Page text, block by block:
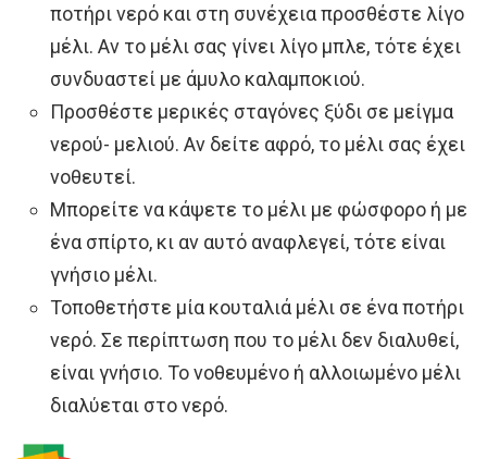
ποτήρι νερό και στη συνέχεια προσθέστε λίγο
μέλι. Αν το μέλι σας γίνει λίγο μπλε, τότε έχει
συνδυαστεί με άμυλο καλαμποκιού.
Προσθέστε μερικές σταγόνες ξύδι σε μείγμα
νερού- μελιού. Αν δείτε αφρό, το μέλι σας έχει
νοθευτεί.
Μπορείτε να κάψετε το μέλι με φώσφορο ή με
ένα σπίρτο, κι αν αυτό αναφλεγεί, τότε είναι
γνήσιο μέλι.
Τοποθετήστε μία κουταλιά μέλι σε ένα ποτήρι
νερό. Σε περίπτωση που το μέλι δεν διαλυθεί,
είναι γνήσιο. Το νοθευμένο ή αλλοιωμένο μέλι
διαλύεται στο νερό.